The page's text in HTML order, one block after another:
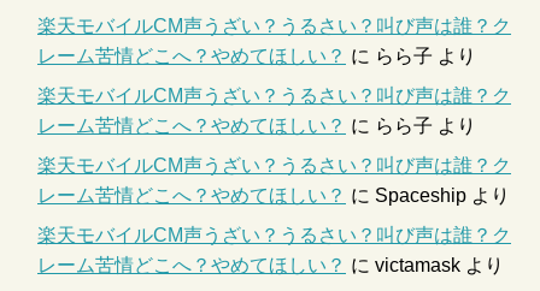
楽天モバイルCM声うざい？うるさい？叫び声は誰？ク
レーム苦情どこへ？やめてほしい？ に らら子 より
楽天モバイルCM声うざい？うるさい？叫び声は誰？ク
レーム苦情どこへ？やめてほしい？ に らら子 より
楽天モバイルCM声うざい？うるさい？叫び声は誰？ク
レーム苦情どこへ？やめてほしい？ に Spaceship より
楽天モバイルCM声うざい？うるさい？叫び声は誰？ク
レーム苦情どこへ？やめてほしい？ に victamask より